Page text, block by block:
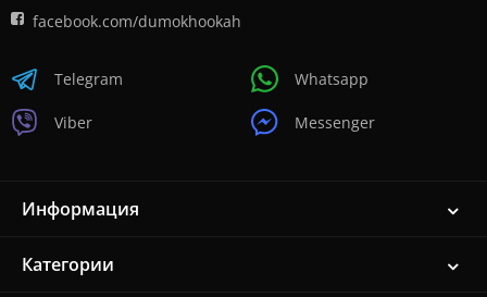
facebook.com/dumokhookah
Telegram
Viber
Whatsapp
Messenger
Информация
Категории